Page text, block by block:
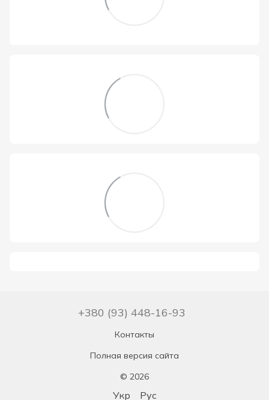
+380 (93) 448-16-93
Контакты
Полная версия сайта
© 2026
Укр Рус